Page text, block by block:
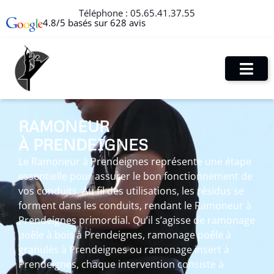
Téléphone : 05.65.41.37.55
4.8/5 basés sur 628 avis
RAMONEUR
À PRENDEIGNES
Le Ramoneur à Prendeignes représente une étape
essentielle pour assurer le bon fonctionnement de
vos conduits. Au fil des utilisations, les résidus se
forment dans les conduits, rendant le Ramoneur à
Prendeignes primordial. Qu’il s’agisse de ramonage
poêle à bois à Prendeignes, ramonage poêle à
granulés à Prendeignes ou ramonage insert à
Prendeignes, chaque intervention consiste à